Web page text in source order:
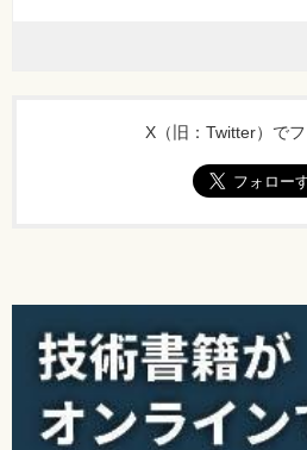
X（旧：Twitter）で